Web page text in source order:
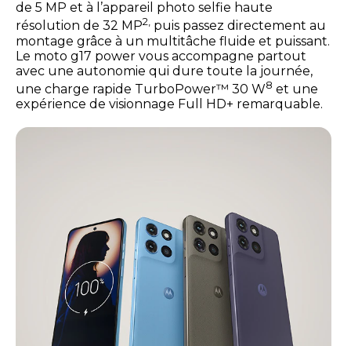
de 5 MP et à l’appareil photo selfie haute
résolution de 32 MP2, puis passez directement au
montage grâce à un multitâche fluide et puissant.
Le moto g17 power vous accompagne partout
avec une autonomie qui dure toute la journée,
une charge rapide TurboPower™ 30 W8 et une
expérience de visionnage Full HD+ remarquable.